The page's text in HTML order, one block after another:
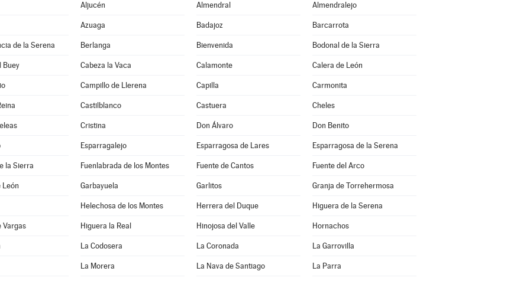
Aljucén Almendral Almendralejo
Azuaga Badajoz Barcarrota
de la Serena Berlanga Bienvenida Bodonal de la Sierra
Buey Cabeza la Vaca Calamonte Calera de León
Campillo de Llerena Capilla Carmonita
Castilblanco Castuera Cheles
Cristina Don Álvaro Don Benito
Esparragalejo Esparragosa de Lares Esparragosa de la Serena
la Sierra Fuenlabrada de los Montes Fuente de Cantos Fuente del Arco
León Garbayuela Garlitos Granja de Torrehermosa
Helechosa de los Montes Herrera del Duque Higuera de la Serena
Vargas Higuera la Real Hinojosa del Valle Hornachos
La Codosera La Coronada La Garrovilla
La Morera La Nava de Santiago La Parra